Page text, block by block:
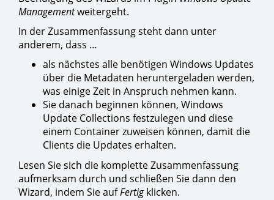
Managementweitergeht.
In der Zusammenfassung steht dann unter
anderem, dass …
als nächstes alle benötigen Windows Updates
über die Metadaten heruntergeladen werden,
was einige Zeit in Anspruch nehmen kann.
Sie danach beginnen können, Windows
Update Collections festzulegen und diese
einem Container zuweisen können, damit die
Clients die Updates erhalten.
Lesen Sie sich die komplette Zusammenfassung
aufmerksam durch und schließen Sie dann den
Wizard, indem Sie aufFertigklicken.